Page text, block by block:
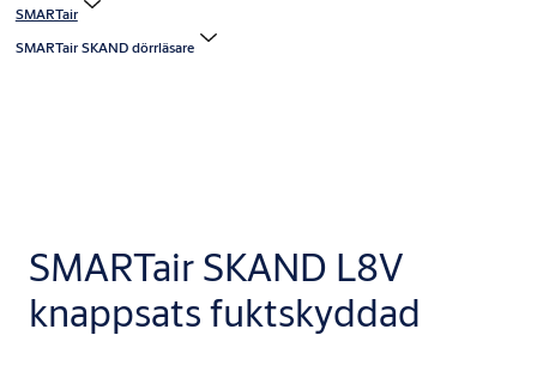
SMARTair
SMARTair SKAND dörrläsare
SMARTair SKAND L8V
knappsats fuktskyddad